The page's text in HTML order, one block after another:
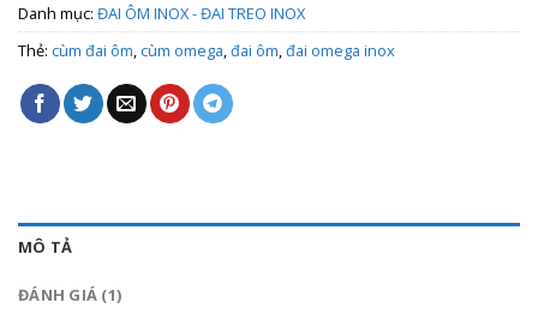
Danh mục: ĐAI ÔM INOX - ĐAI TREO INOX
Thẻ: cùm đai ôm, cùm omega,đai ôm,đai omega inox
MÔ TẢ
ĐÁNH GIÁ (1)